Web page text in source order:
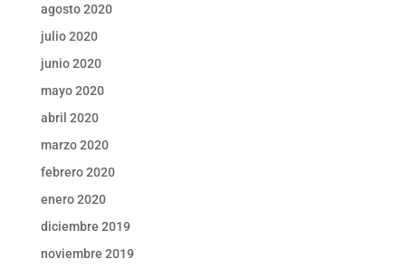
agosto 2020
julio 2020
junio 2020
mayo 2020
abril 2020
marzo 2020
febrero 2020
enero 2020
diciembre 2019
noviembre 2019